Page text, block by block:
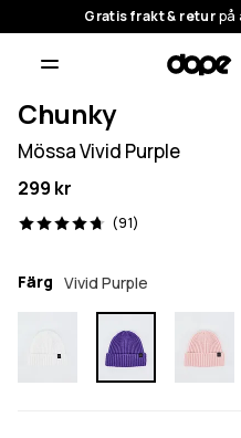
Gratis frakt & returpå
Chunky
Mössa Vivid Purple
299 kr
(91)
91 recensioner, 4.7/5
Färg Vivid Purple